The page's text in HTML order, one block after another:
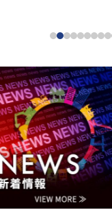
製
品・
技
術
を
探
す